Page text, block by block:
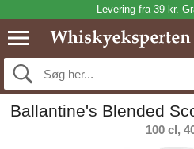
Levering fra 39 kr.
Ballantine's Blended
100 cl,